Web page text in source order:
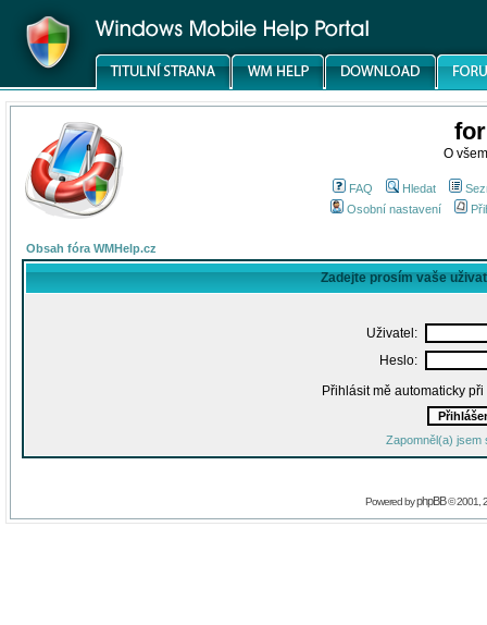
O
FAQ Hledat
Osobní nastavení
Obsah fóra WMHelp.cz
Zadejte prosím vaše
Uživatel:
Heslo:
Přihlásit mě automaticky
Zapomněl(a) jsem
Powered byphpBB© 2001,